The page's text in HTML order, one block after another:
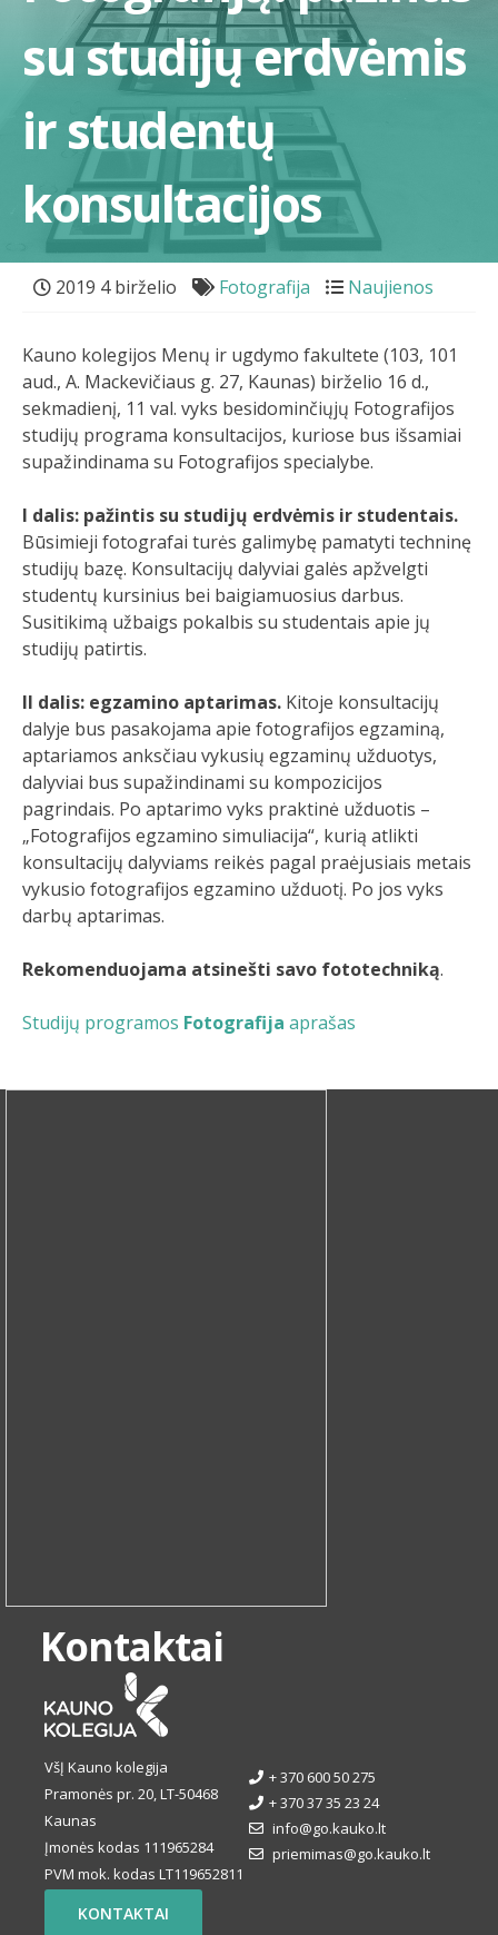
su studijų erdvėmis
ir studentų
konsultacijos
2019 4 birželio Fotografija Naujienos
Kauno kolegijos Menų ir ugdymo fakultete (103, 101
aud., A. Mackevičiaus g. 27, Kaunas) birželio 16 d.,
sekmadienį, 11 val. vyks besidominčiųjų Fotografijos
studijų programa konsultacijos, kuriose bus išsamiai
supažindinama su Fotografijos specialybe.
I dalis: pažintis su studijų erdvėmis ir studentais.
Būsimieji fotografai turės galimybę pamatyti techninę
studijų bazę. Konsultacijų dalyviai galės apžvelgti
studentų kursinius bei baigiamuosius darbus.
Susitikimą užbaigs pokalbis su studentais apie jų
studijų patirtis.
II dalis: egzamino aptarimas. Kitoje konsultacijų
dalyje bus pasakojama apie fotografijos egzaminą,
aptariamos anksčiau vykusių egzaminų užduotys,
dalyviai bus supažindinami su kompozicijos
pagrindais. Po aptarimo vyks praktinė užduotis –
„Fotografijos egzamino simuliacija“, kurią atlikti
konsultacijų dalyviams reikės pagal praėjusiais metais
vykusio fotografijos egzamino užduotį. Po jos vyks
darbų aptarimas.
Rekomenduojama atsinešti savo fototechniką.
Studijų programos Fotografija aprašas
Kontaktai
VšĮ Kauno kolegija
Pramonės pr. 20, LT-50468
Kaunas
Įmonės kodas 111965284
PVM mok. kodas LT119652811
+ 370 600 50 275
+ 370 37 35 23 24
info@go.kauko.lt
priemimas@go.kauko.lt
KONTAKTAI